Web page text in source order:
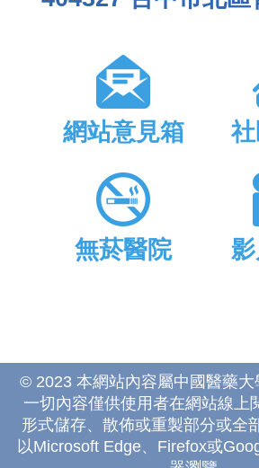
網站意見箱
無菸醫院
© 2023 本網站內容屬中國醫藥大
一切內容僅供使用者在網站線上
形式儲存、散佈或重製部分或全
以Microsoft Edge、Firefox或